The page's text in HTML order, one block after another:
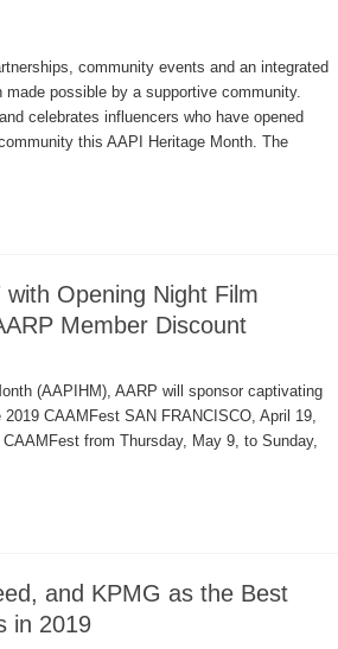
community events and an integrated
possible by a supportive community.
celebrates influencers who have opened
this AAPI Heritage Month. The
Opening Night Film
Member Discount
(AAPIHM), AARP will sponsor captivating
CAAMFest SAN FRANCISCO, April 19,
from Thursday, May 9, to Sunday,
and KPMG as the Best
in 2019